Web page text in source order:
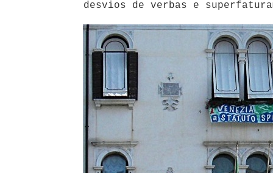
desvios de verbas e